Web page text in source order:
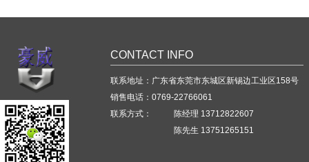
CONTACT INFO
联系地址： 广东省东莞市东城区新锡边工业区158号
销售电话：0769-22766061
联系方式：
陈经理 13712822607
陈先生 13751265151